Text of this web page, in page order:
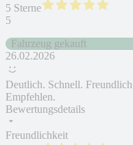
5 Sterne
5
Fahrzeug gekauft
26.02.2026
Deutlich. Schnell.
Empfehlen.
Bewertungsdetails
Freundlichkeit